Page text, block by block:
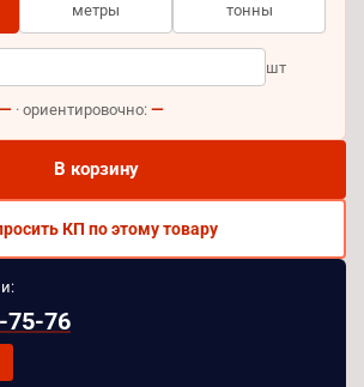
метры тонны
шт
— · ориентировочно: —
В корзину
КП по этому товару
75-76